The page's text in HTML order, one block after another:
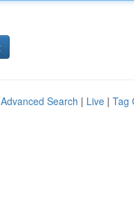
Advanced Search | Live | Tag